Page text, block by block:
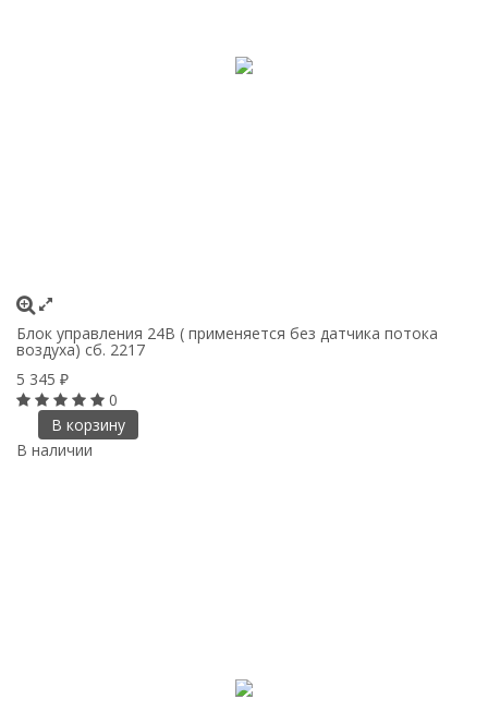
Блок управления 24В ( применяется без датчика потока
воздуха) сб. 2217
5 345 ₽
0
В корзину
В наличии